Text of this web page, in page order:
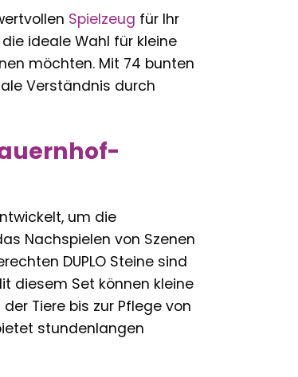
Spielzeug für Ihr
die ideale Wahl für kleine
möchten. Mit 74 bunten
Verständnis durch
um die
Nachspielen von Szenen
DUPLO Steine sind
diesem Set können kleine
Tiere bis zur Pflege von
stundenlangen